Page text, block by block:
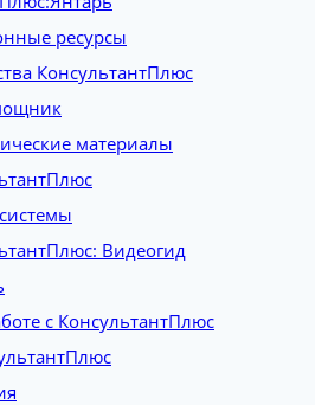
ресурсы
КонсультантПлюс
материалы
Видеогид
с КонсультантПлюс